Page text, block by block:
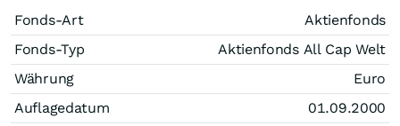
Fonds-Art
Aktienfonds
Fonds-Typ
Aktienfonds All Cap Welt
Währung
Euro
Auflagedatum
01.09.2000